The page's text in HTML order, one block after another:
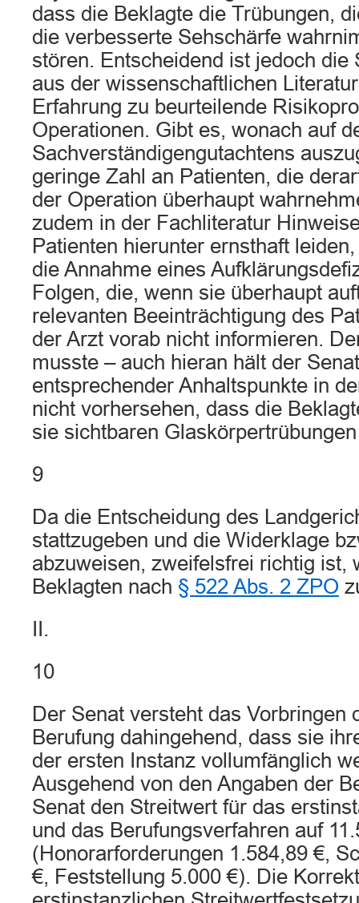
dass die Beklagte die Trübungen,
die verbesserte Sehschärfe
stören. Entscheidend ist jedoch die
aus der wissenschaftlichen
Erfahrung zu beurteilende
Operationen. Gibt es, wonach auf
Sachverständigengutachtens
geringe Zahl an Patienten, die
der Operation überhaupt
zudem in der Fachliteratur
Patienten hierunter ernsthaft
die Annahme eines
Folgen, die, wenn sie überhaupt
relevanten Beeinträchtigung des
der Arzt vorab nicht informieren.
musste – auch hieran hält der
entsprechender Anhaltspunkte in
nicht vorhersehen, dass die
sie sichtbaren
9
Da die Entscheidung des
stattzugeben und die Widerklage
abzuweisen, zweifelsfrei richtig ist,
Beklagten nach § 522 Abs. 2 ZPO
II.
10
Der Senat versteht das Vorbringen
Berufung dahingehend, dass sie
der ersten Instanz vollumfänglich
Ausgehend von den Angaben der
Senat den Streitwert für das
und das Berufungsverfahren auf
(Honorarforderungen 1.584,89 €,
€, Feststellung 5.000 €). Die